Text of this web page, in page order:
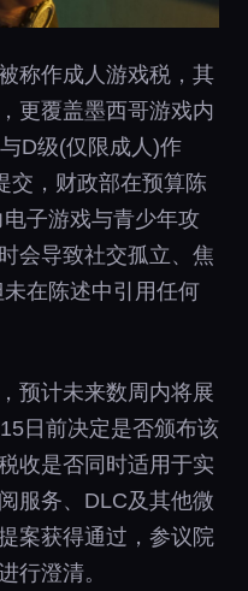
称作成人游戏税，其
更覆盖墨西哥游戏内
D级(仅限成人)作
交，财政部在预算陈
子游戏与青少年攻
会导致社交孤立、焦
在陈述中引用任何
预计未来数周内将展
日前决定是否颁布该
收是否同时适用于实
服务、DLC及其他微
案获得通过，参议院
行澄清。